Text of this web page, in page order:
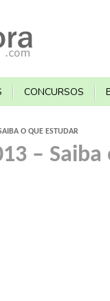
CONCURSOS
O QUE ESTUDAR
–